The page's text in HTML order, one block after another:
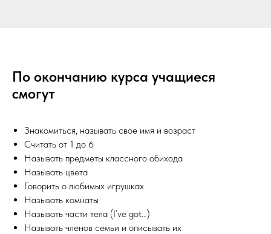
По окончанию курса учащиеся
смогут
Знакомиться, называть свое имя и возраст
Считать от 1 до 6
Называть предметы классного обихода
Называть цвета
Говорить о любимых игрушках
Называть комнаты
Называть части тела (I’ve got…)
Называть членов семьи и описывать их